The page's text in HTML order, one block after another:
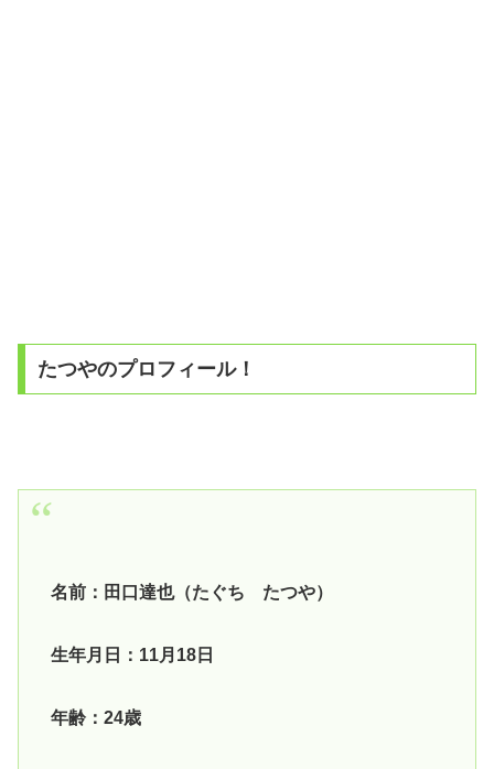
たつやのプロフィール！
名前：田口達也（たぐち たつや）
生年月日：11月18日
年齢：24歳